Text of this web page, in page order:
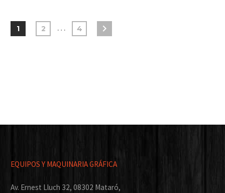
1 2 … 4
EQUIPOS Y MAQUINARIA GRÁFICA
Av. Ernest Lluch 32, 08302 Mataró,